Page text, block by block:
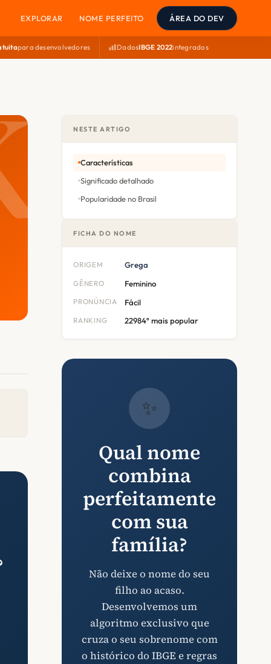
EXPLORAR NOME PERFEITO ÁREA DO DEV
para desenvolvedores DadosIBGE 2022integrados
NESTE ARTIGO
Características
Significado detalhado
Popularidade no Brasil
FICHA DO NOME
ORIGEM Grega
GÊNERO Feminino
PRONÚNCIA Fácil
RANKING 22984º mais popular
✨
Qual nome
combina
perfeitamente
com sua
família?
Não deixe o nome do seu
filho ao acaso.
Desenvolvemos um
algoritmo exclusivo que
cruza o seu sobrenome com
o histórico do IBGE e regras